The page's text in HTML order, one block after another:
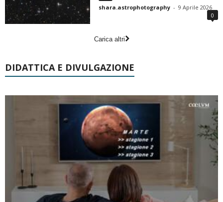
shara.astrophotography - 9 Aprile 2026
0
Carica altri
DIDATTICA E DIVULGAZIONE